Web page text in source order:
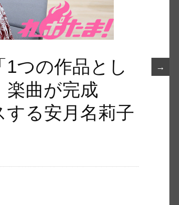
→
1つの作品とし
楽曲が完成
する安月名莉子